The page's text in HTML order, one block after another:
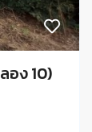
อง 10)